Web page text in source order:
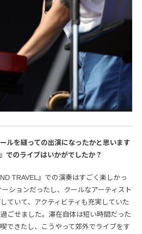
ルを縫っての出演になったかと思います
でのライブはいかがでしたか？
TRAVEL』での演奏はすごく楽しかっ
ションだったし、クールなアーティスト
ていて、アクティビティも充実していた
ごせました。滞在自体は短い時間だった
できたし、こうやって郊外でライブをす